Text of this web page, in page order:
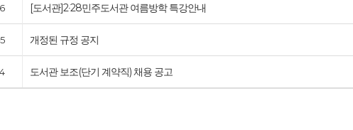
[도서관]2∙28민주도서관 여름방학 특강안내
개정된 규정 공지
도서관 보조(단기 계약직) 채용 공고